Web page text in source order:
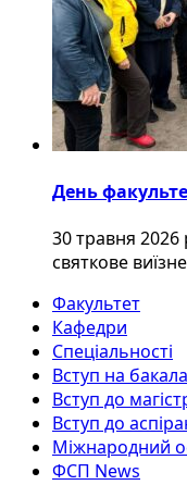
День
30 травня 2026
святкове
Факультет
Кафедри
Спеціальності
Вступ на
Вступ до
Вступ до
Міжнародний
ФСП News